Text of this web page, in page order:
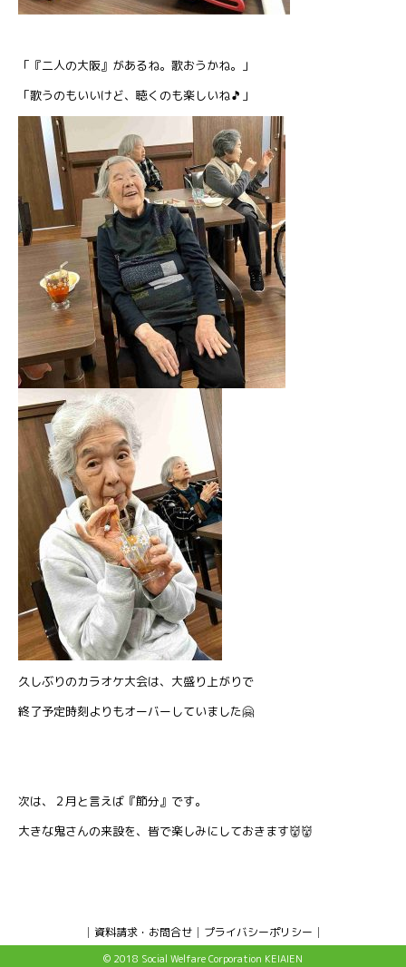
「『二人の大阪』があるね。歌おうかね。」
「歌うのもいいけど、聴くのも楽しいね🎵」
久しぶりのカラオケ大会は、大盛り上がりで
終了予定時刻よりもオーバーしていました🤗
次は、２月と言えば『節分』です。
大きな鬼さんの来設を、皆で楽しみにしておきます👹👹
資料請求・お問合せ プライバシーポリシー
© 2018 Social Welfare Corporation KEIAIEN